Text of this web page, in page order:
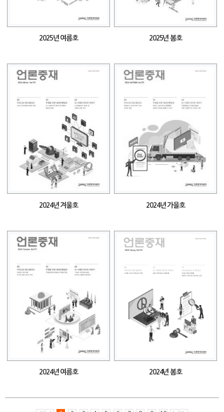
2025년 여름호 2025년 봄호
2024년 겨울호 2024년 가을호
2024년 여름호 2024년 봄호